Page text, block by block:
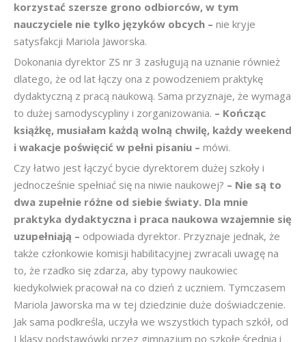
korzystać szersze grono odbiorców, w tym
nauczyciele nie tylko języków obcych – nie kryje
satysfakcji Mariola Jaworska.
Dokonania dyrektor ZS nr 3 zasługują na uznanie również
dlatego, że od lat łączy ona z powodzeniem praktykę
dydaktyczną z pracą naukową. Sama przyznaje, że wymaga
to dużej samodyscypliny i zorganizowania. – Kończąc
książkę, musiałam każdą wolną chwilę, każdy weekend
i wakacje poświęcić w pełni pisaniu – mówi.
Czy łatwo jest łączyć bycie dyrektorem dużej szkoły i
jednocześnie spełniać się na niwie naukowej? – Nie są to
dwa zupełnie różne od siebie światy. Dla mnie
praktyka dydaktyczna i praca naukowa wzajemnie się
uzupełniają – odpowiada dyrektor. Przyznaje jednak, że
także członkowie komisji habilitacyjnej zwracali uwagę na
to, że rzadko się zdarza, aby typowy naukowiec
kiedykolwiek pracował na co dzień z uczniem. Tymczasem
Mariola Jaworska ma w tej dziedzinie duże doświadczenie.
Jak sama podkreśla, uczyła we wszystkich typach szkół, od
I klasy podstawówki przez gimnazjum po szkołę średnią i